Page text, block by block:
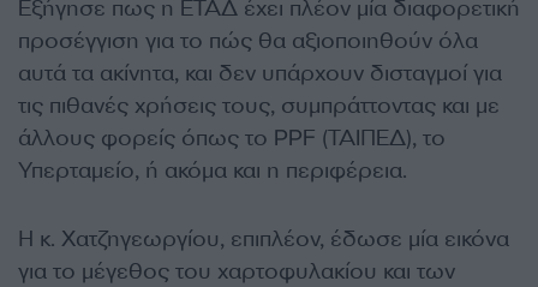
Εξήγησε πως η ΕΤΑΔ έχει πλέον μία διαφορετική
προσέγγιση για το πώς θα αξιοποιηθούν όλα
αυτά τα ακίνητα, και δεν υπάρχουν δισταγμοί για
τις πιθανές χρήσεις τους, συμπράττοντας και με
άλλους φορείς όπως το PPF (ΤΑΙΠΕΔ), το
Υπερταμείο, ή ακόμα και η περιφέρεια.
Η κ. Χατζηγεωργίου, επιπλέον, έδωσε μία εικόνα
για το μέγεθος του χαρτοφυλακίου και των